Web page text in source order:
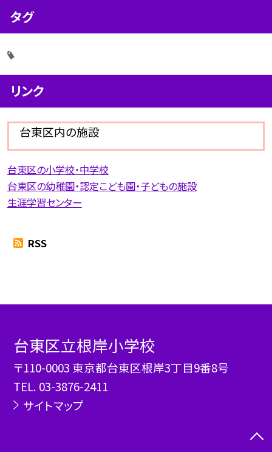
タグ
リンク
台東区内の施設
台東区の小学校・中学校
台東区の幼稚園・認定こども園・子どもの施設
生涯学習センター
RSS
台東区立根岸小学校
〒110-0003 東京都台東区根岸3丁目9番8号
TEL. 03-3876-2411
サイトマップ